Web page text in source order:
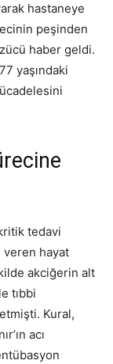
hastaneye
peşinden
haber geldi.
yaşındaki
tedavi
veren hayat
akciğerin alt
tıbbi
Kural,
acı